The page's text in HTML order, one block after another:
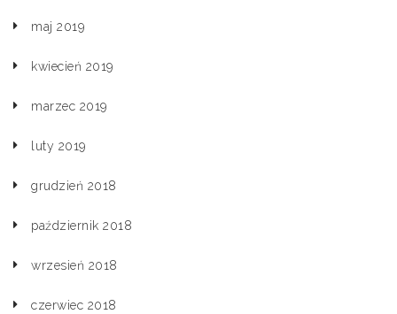
maj 2019
kwiecień 2019
marzec 2019
luty 2019
grudzień 2018
październik 2018
wrzesień 2018
czerwiec 2018